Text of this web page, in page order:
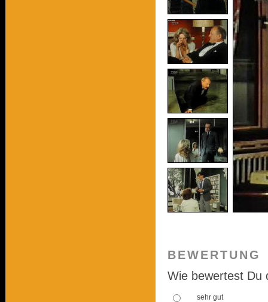
BEWERTUNG
Wie bewertest Du
sehr gut